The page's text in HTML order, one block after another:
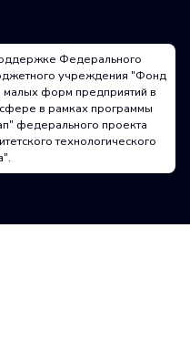
Федерального
учреждения "Фонд
малых форм предприятий в
в рамках программы
федерального проекта
технологического